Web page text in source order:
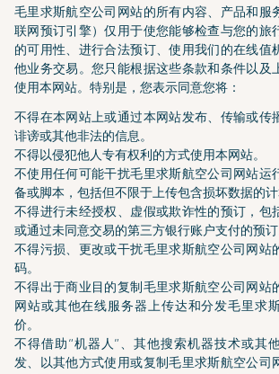
毛里求斯航空公司网站的所有内容、产品和服
联网预订引擎）仅用于使您能够检查与您的旅
的可用性、进行合法预订、使用我们的在线值
他业务交易。您只能根据这些条款和条件以及
使用本网站。特别是，您表示同意您将：
不得在本网站上或通过本网站发布、传输或传
诽谤或其他非法的信息。
不得以侵犯他人专有权利的方式使用本网站。
不使用任何可能干扰毛里求斯航空公司网站运
备或脚本，包括但不限于上传包含损坏数据的计
不得进行未经授权、虚假或欺诈性的预订，包
或通过未同意交易的第三方银行账户支付的预订
不得污损、更改或干扰毛里求斯航空公司网站
码。
不得出于商业目的复制毛里求斯航空公司网站
网站或其他在线服务器上传达和分发毛里求
价。
不得借助“机器人”、其他搜索机器技术或其
发、以其他方式使用或复制毛里求斯航空公司